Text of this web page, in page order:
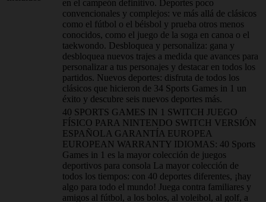
en el campeón definitivo. Deportes poco
convencionales y complejos: ve más allá de clásicos
como el fútbol o el béisbol y prueba otros menos
conocidos, como el juego de la soga en canoa o el
taekwondo. Desbloquea y personaliza: gana y
desbloquea nuevos trajes a medida que avances para
personalizar a tus personajes y destacar en todos los
partidos. Nuevos deportes: disfruta de todos los
clásicos que hicieron de 34 Sports Games in 1 un
éxito y descubre seis nuevos deportes más.
40 SPORTS GAMES IN 1 SWITCH JUEGO
FÍSICO PARA NINTENDO SWITCH VERSIÓN
ESPAÑOLA GARANTÍA EUROPEA
EUROPEAN WARRANTY IDIOMAS: 40 Sports
Games in 1 es la mayor colección de juegos
deportivos para consola La mayor colección de
todos los tiempos: con 40 deportes diferentes, ¡hay
algo para todo el mundo! Juega contra familiares y
amigos al fútbol, a los bolos, al voleibol, al golf, a